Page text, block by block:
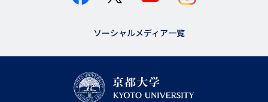
ソーシャルメディア一覧